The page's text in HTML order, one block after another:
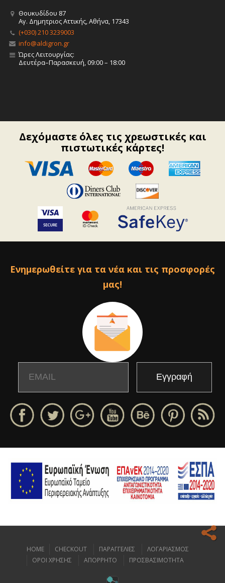
Θουκυδίδου 87
Αγ. Δημητριος Αττικής, Αθήνα, 17343
(+030) 210 3239003
info@aldigron.gr
Ώρες Λειτουργίας:
Δευτέρα–Παρασκευή, 09:00 – 18:00
Δεχόμαστε όλες τις χρεωστικές και
πιστωτικές κάρτες!
Ενημερωθείτε για τα νέα και τις προσφορές
μας!
Ο ιστοχώρος μας κάνει χρήση cookies για να σας προσφέρει την
HOME CHECKOUT ΠΑΡΑΓΓΕΛΙΕΣ
ΛΟΓΑΡΙΑΣΜΟΣ
ΟΡΟΙ ΧΡΗΣΗΣ
ΑΠΟΡΡΗΤΟ ΠΡΟΣΒΑΣΙΜΟΤΗΤΑ